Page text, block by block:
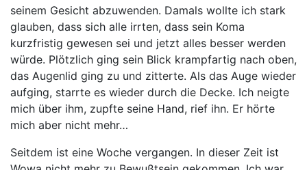
seinem Gesicht abzuwenden. Damals wollte ich stark
glauben, dass sich alle irrten, dass sein Koma
kurzfristig gewesen sei und jetzt alles besser werden
würde. Plötzlich ging sein Blick krampfartig nach oben,
das Augenlid ging zu und zitterte. Als das Auge wieder
aufging, starrte es wieder durch die Decke. Ich neigte
mich über ihm, zupfte seine Hand, rief ihn. Er hörte
mich aber nicht mehr…
Seitdem ist eine Woche vergangen. In dieser Zeit ist